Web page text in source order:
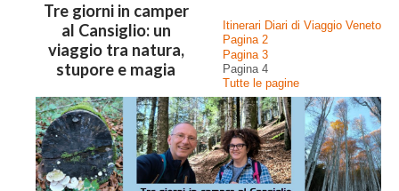
Itinerari Diari di Viaggio Veneto
Pagina 2
Pagina 3
Pagina 4
Tutte le pagine
Tre giorni in camper
al Cansiglio: un
viaggio tra natura,
stupore e magia